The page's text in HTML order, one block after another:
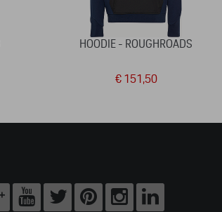
HOODIE - ROUGHROADS
€ 151,50